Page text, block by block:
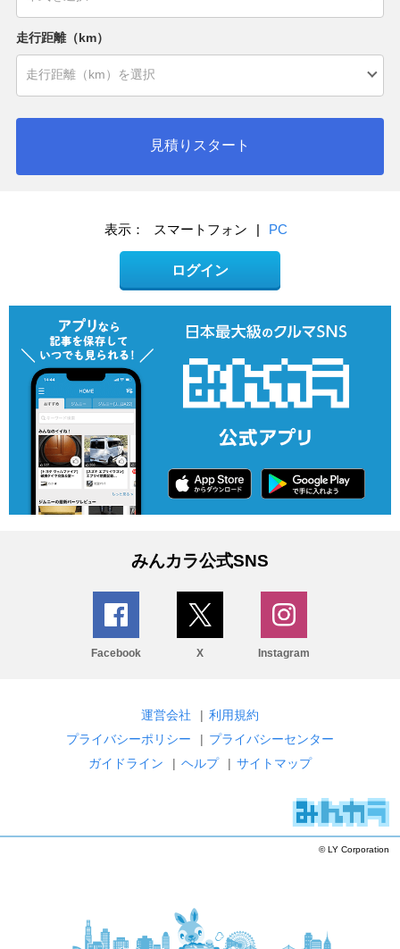
走行距離（km）
見積りスタート
表示： スマートフォン | PC
ログイン
みんカラ公式SNS
Facebook X Instagram
運営会社 | 利用規約
プライバシーポリシー
| プライバシーセンター
ガイドライン
| ヘルプ | サイトマップ
© LY Corporation